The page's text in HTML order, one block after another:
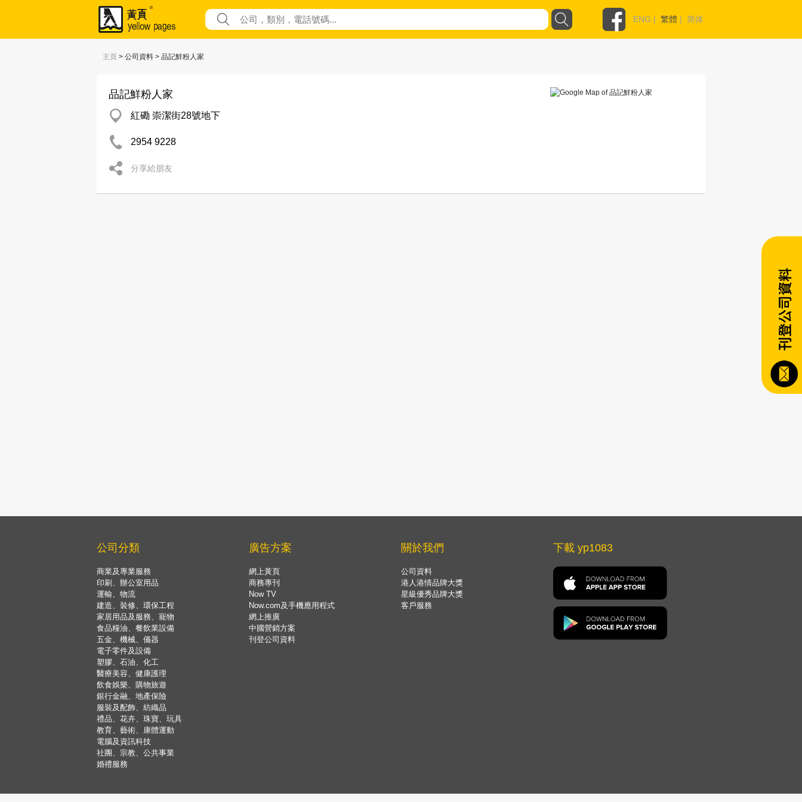
ENG | 繁體 | 简体
主頁 > 公司資料 > 品記鮮粉人家
品記鮮粉人家
紅磡 崇潔街28號地下
2954 9228
分享給朋友
公司分類
商業及專業服務
印刷、辦公室用品
運輸、物流
建造、裝修、環保工程
家居用品及服務、寵物
食品糧油、餐飲業設備
五金、機械、儀器
電子零件及設備
塑膠、石油、化工
醫療美容、健康護理
飲食娛樂、購物旅遊
銀行金融、地產保險
服裝及配飾、紡織品
禮品、花卉、珠寶、玩具
教育、藝術、康體運動
電腦及資訊科技
社團、宗教、公共事業
婚禮服務
廣告方案
網上黃頁
商務專刊
Now TV
Now.com及手機應用程式
網上推廣
中國營銷方案
刊登公司資料
關於我們
公司資料
港人港情品牌大獎
星級優秀品牌大獎
客戶服務
下載 yp1083